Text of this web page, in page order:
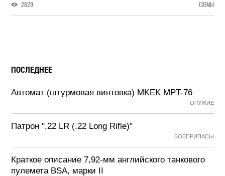
2829 СХЕМЫ
ПОСЛЕДНЕЕ
Автомат (штурмовая винтовка) MKEK MPT-76
ОРУЖИЕ
Патрон ".22 LR (.22 Long Rifle)"
БОЕПРИПАСЫ
Краткое описание 7,92-мм английского танкового
пулемета BSA, марки II